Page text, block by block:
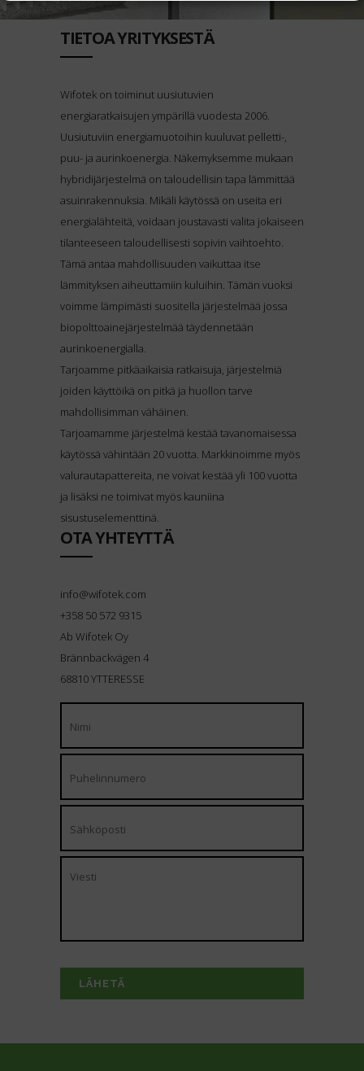
TIETOA YRITYKSESTÄ
Wifotek on toiminut uusiutuvien
energiaratkaisujen ympärillä vuodesta 2006.
Uusiutuviin energiamuotoihin kuuluvat pelletti-,
puu- ja aurinkoenergia. Näkemyksemme mukaan
hybridijärjestelmä on taloudellisin tapa lämmittää
asuinrakennuksia. Mikäli käytössä on useita eri
energialähteitä, voidaan joustavasti valita jokaiseen
tilanteeseen taloudellisesti sopivin vaihtoehto.
Tämä antaa mahdollisuuden vaikuttaa itse
lämmityksen aiheuttamiin kuluihin. Tämän vuoksi
voimme lämpimästi suositella järjestelmää jossa
biopolttoainejärjestelmää täydennetään
aurinkoenergialla.
Tarjoamme pitkäaikaisia ratkaisuja, järjestelmiä
joiden käyttöikä on pitkä ja huollon tarve
mahdollisimman vähäinen.
Tarjoamamme järjestelmä kestää tavanomaisessa
käytössä vähintään 20 vuotta. Markkinoimme myös
valurautapattereita, ne voivat kestää yli 100 vuotta
ja lisäksi ne toimivat myös kauniina
sisustuselementtinä.
OTA YHTEYTTÄ
info@wifotek.com
+358 50 572 9315
Ab Wifotek Oy
Brännbackvägen 4
68810 YTTERESSE